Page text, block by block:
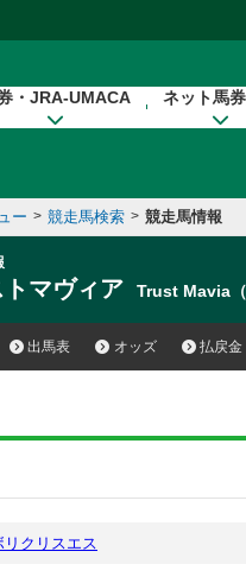
・JRA-UMACA ネット馬
ー > 競走馬検索 > 競走馬情報
トマヴィア Trust Mavia
出馬表 オッズ 払戻金
リクリスエス